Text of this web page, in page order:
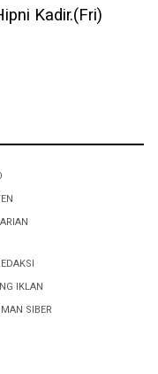
Kadir.(Fri)
IKLAN
SIBER